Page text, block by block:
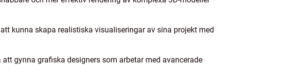
kunna skapa realistiska visualiseringar av sina projekt med
gynna grafiska designers som arbetar med avancerade